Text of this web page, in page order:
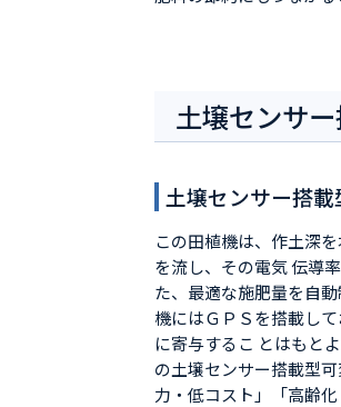
土壌センサ
土壌センサー搭
この田植機は、作土深
を流し、その電気 伝導
た、最適な施肥量を自
機にはＧＰＳを搭載し
に寄与するこ とはもと
の土壌センサー搭載型
力・低コスト」「高齢